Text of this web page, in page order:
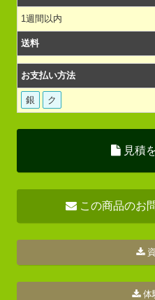
1週間以内
送料
お支払い方法
銀 ク
見積
この商品のお
体